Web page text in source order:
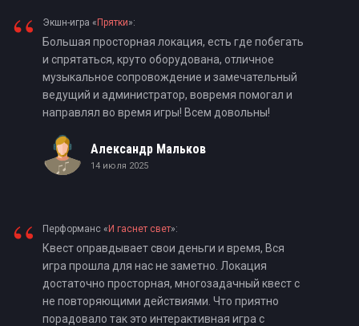
“ Экшн-игра «Прятки»:
Большая просторная локация, есть где побегать
и спрятаться, круто оборудована, отличное
музыкальное сопровождение и замечательный
ведущий и администратор, вовремя помогал и
направлял во время игры! Всем довольны!
Александр Мальков
14 июля 2025
“ Перформанс «И гаснет свет»:
Квест оправдывает свои деньги и время, Вся
игра прошла для нас не заметно. Локация
достаточно просторная, многозадачный квест с
не повторяющими действиями. Что приятно
порадовало так это интерактивная игра с